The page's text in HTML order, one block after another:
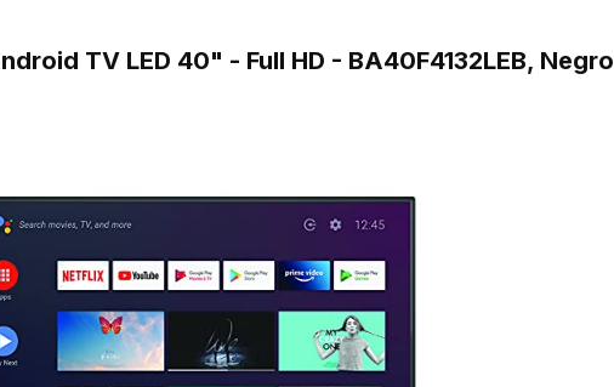
TV LED 40" - Full HD - BA40F4132LEB, Negro